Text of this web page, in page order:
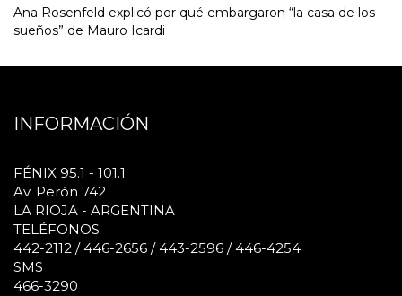
Ana Rosenfeld explicó por qué embargaron “la casa de los
sueños” de Mauro Icardi
INFORMACIÓN
FÉNIX 95.1 - 101.1
Av. Perón 742
LA RIOJA - ARGENTINA
TELÉFONOS
442-2112 / 446-2656 / 443-2596 / 446-4254
SMS
466-3290